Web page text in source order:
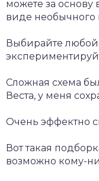
можете за основу
виде необычного
Выбирайте
Сложная схема
Веста, у меня
Очень эффектно
Вот такая
возможно кому-